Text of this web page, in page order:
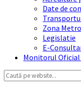
Date de
Zona
Legislatie
E-
Monitorul Oficial
Search: